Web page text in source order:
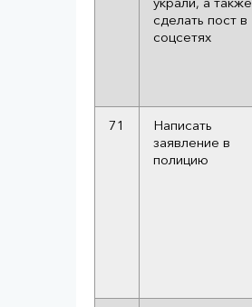
сделать пост в
соцсетях
71
Написать
заявление в
полицию